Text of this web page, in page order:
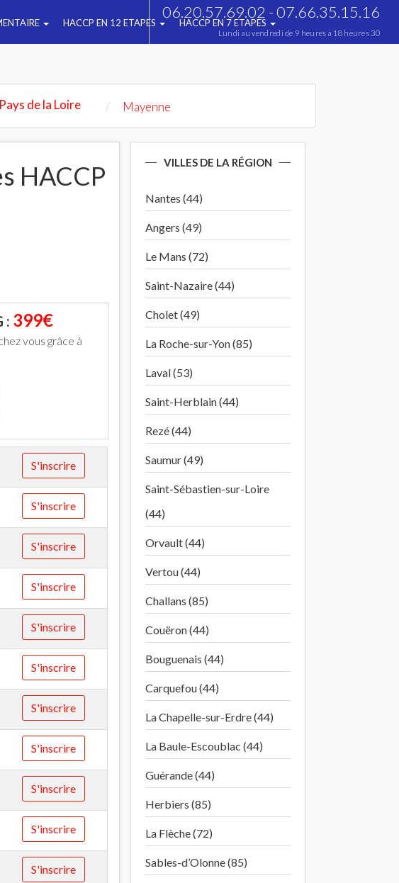
HACCP EN 12 ETAPES HACCP EN 7 ETAPES
06.20.57.69.02 - 07.66.35.15.16
Lundi au vendredi de 9 heures à 18 heures 30
Pays de la Loire Mayenne
HACCP
: 399€
vous grâce à
S'inscrire
S'inscrire
S'inscrire
S'inscrire
S'inscrire
S'inscrire
S'inscrire
S'inscrire
S'inscrire
S'inscrire
S'inscrire
VILLES DE LA RÉGION
Nantes (44)
Angers (49)
Le Mans (72)
Saint-Nazaire (44)
Cholet (49)
La Roche-sur-Yon (85)
Laval (53)
Saint-Herblain (44)
Rezé (44)
Saumur (49)
Saint-Sébastien-sur-Loire
(44)
Orvault (44)
Vertou (44)
Challans (85)
Couëron (44)
Bouguenais (44)
Carquefou (44)
La Chapelle-sur-Erdre (44)
La Baule-Escoublac (44)
Guérande (44)
Herbiers (85)
La Flèche (72)
Sables-d’Olonne (85)